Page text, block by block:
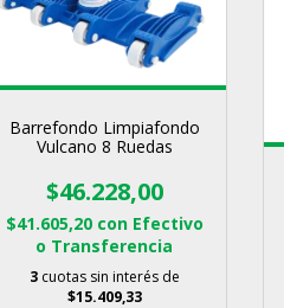
Barrefondo Limpiafondo
Vulcano 8 Ruedas
$46.228,00
$41.605,20 con Efectivo
o Transferencia
3 cuotas sin interés de
$15.409,33